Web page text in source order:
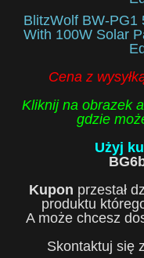
BlitzWolf BW-PG1
With 100W Solar
Cena z
Kliknij na obrazek
gdzie
Użyj
Kupon przestał
produktu
A może chcesz
Skontaktuj się